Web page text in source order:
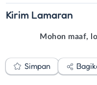
Kirim Lamaran
Mohon maaf,
Simpan